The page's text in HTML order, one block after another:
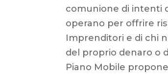
comunione di intenti
operano per offrire
Imprenditori e di chi
del proprio denaro o
Piano Mobile